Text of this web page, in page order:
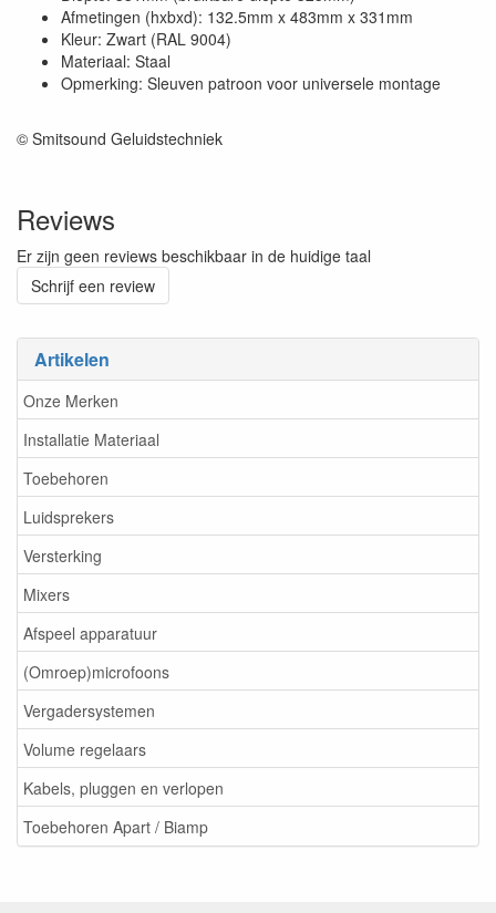
Artikelen
Onze Merken
Installatie Materiaal
Toebehoren
Luidsprekers
Versterking
Mixers
Afspeel apparatuur
(Omroep)microfoons
Vergadersystemen
Volume regelaars
Kabels, pluggen en verlopen
Toebehoren Apart / Biamp
Afmetingen (hxbxd): 132.5mm x 483mm x 331mm
Kleur: Zwart (RAL 9004)
Materiaal: Staal
Opmerking: Sleuven patroon voor universele montage
© Smitsound Geluidstechniek
Reviews
Er zijn geen reviews beschikbaar in de huidige taal
Schrijf een review